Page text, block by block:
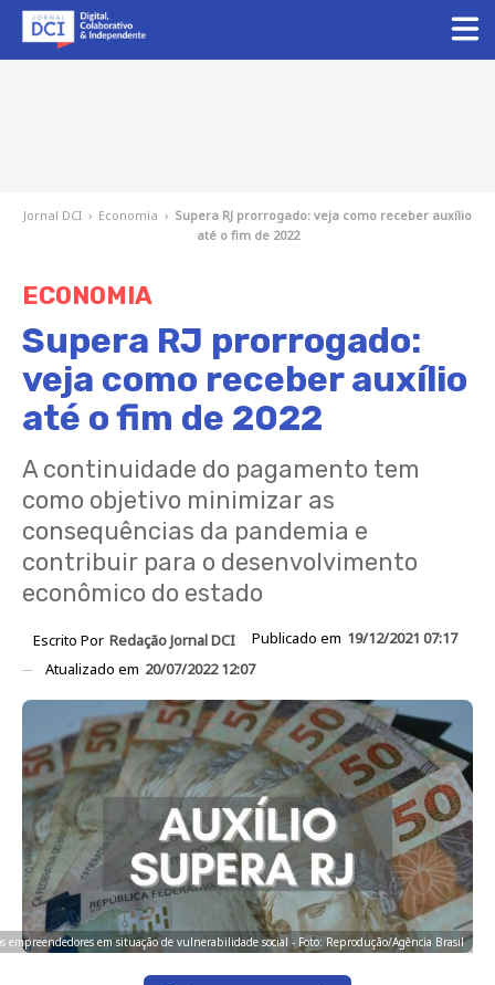
Jornal DCI › Economia › Supera RJ prorrogado: veja como receber auxílio
até o fim de 2022
ECONOMIA
Supera RJ prorrogado:
veja como receber auxílio
até o fim de 2022
A continuidade do pagamento tem
como objetivo minimizar as
consequências da pandemia e
contribuir para o desenvolvimento
econômico do estado
Escrito Por Redação Jornal DCI Publicado em 19/12/2021 07:17
Atualizado em 20/07/2022 12:07
em situação de vulnerabilidade social - Foto: Reprodução/Agência Brasil